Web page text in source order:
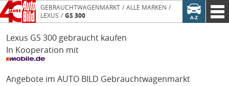
GEBRAUCHTWAGENMARKT
ALLE MARKEN
LEXUS
GS 300
Lexus GS 300 gebraucht kaufen
In Kooperation mit
Angebote im AUTO BILD Gebrauchtwagenmarkt